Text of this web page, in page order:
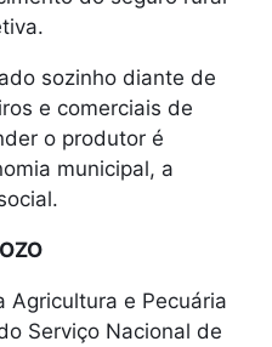
sozinho diante de
e comerciais de
o produtor é
municipal, a
Agricultura e Pecuária
Serviço Nacional de